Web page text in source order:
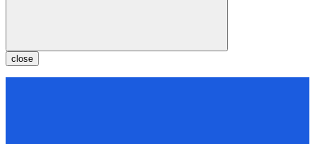
close